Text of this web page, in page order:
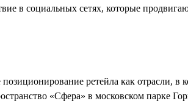
в социальных сетях, которые
ретейла как отрасли,
«Сфера» в московском парке